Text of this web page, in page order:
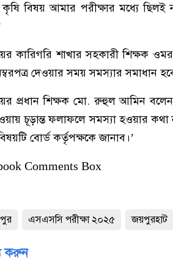
কৃষি বিষয় আমার পরীক্ষার মধ্যে ছিলই
কারিগরি শাখার সহকারী শিক্ষক
দেওয়ার সময় সমস্যার সমাধান
প্রধান শিক্ষক মো. রুহুল আমিন
চূড়ান্ত ফলাফলে সমস্যা হওয়ার
বোর্ড কর্তৃপক্ষকে জানাব।’
Comments Box
এসএসসি পরীক্ষা ২০২৫ জয়পুরহাট
করুন